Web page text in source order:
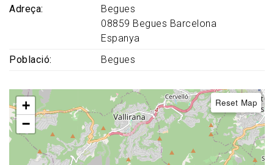
Adreça
Begues
08859 Begues Barcelona
Espanya
Població
Begues
+
−
Reset Map